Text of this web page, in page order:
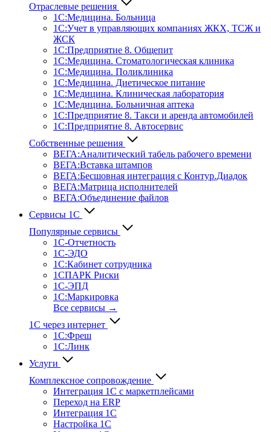
Отраслевые решения
1С:Медицина. Больница
1C:Учет в управляющих компаниях ЖКХ, ТСЖ и
ЖСК
1С:Предприятие 8. Общепит
1С:Медицина. Стоматологическая клиника
1С:Медицина. Поликлиника
1С:Медицина. Диетическое питание
1С:Медицина. Клиническая лаборатория
1С:Медицина. Больничная аптека
1С:Предприятие 8. Такси и аренда автомобилей
1С:Предприятие 8. Автосервис
Собственные решения
ВЕГА:Аналитичес­кий табель рабочего времени
ВЕГА:Вставка штампов
ВЕГА:Бесшовная интеграция с Контур.Диадок
ВЕГА:Матрица исполнителей
ВЕГА:Объединение файлов
Сервисы 1С
Популярные сервисы
1С-Отчет­ность
1С-ЭДО
1С:Кабинет сотрудника
1СПАРК Риски
1С-ЭПД
1С:Маркировка
Все сервисы →
1С через интернет
1С:Фреш
1С:Линк
Услуги
Комплексное сопровождение
Интеграция 1С с маркетплейсами
Переход на ERP
Интеграция 1С
Настройка 1С